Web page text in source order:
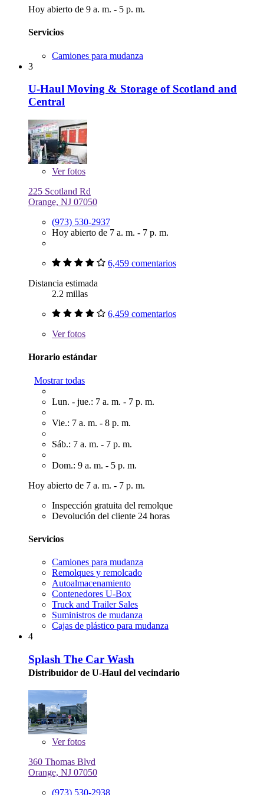
Hoy abierto de 9 a. m. - 5 p. m.
Servicios
Camiones para mudanza
3
U-Haul Moving & Storage of Scotland and
Central
Verfotos
225 Scotland Rd
Orange, NJ 07050
(973) 530-2937
Hoy abierto de 7 a. m. - 7 p. m.
6,459 comentarios
Distancia estimada
2.2 millas
6,459 comentarios
Verfotos
Horario estándar
Mostrar todas
Lun. - jue.: 7 a. m. - 7 p. m.
Vie.: 7 a. m. - 8 p. m.
Sáb.: 7 a. m. - 7 p. m.
Dom.: 9 a. m. - 5 p. m.
Hoy abierto de 7 a. m. - 7 p. m.
Inspección gratuita del remolque
Devolución del cliente 24 horas
Servicios
Camiones para mudanza
Remolques y remolcado
Autoalmacenamiento
Contenedores U-Box
Truck and Trailer Sales
Suministros de mudanza
Cajas de plástico para mudanza
4
Splash The Car Wash
Distribuidor de U-Haul del vecindario
Verfotos
360 Thomas Blvd
Orange, NJ 07050
(973) 530-2938